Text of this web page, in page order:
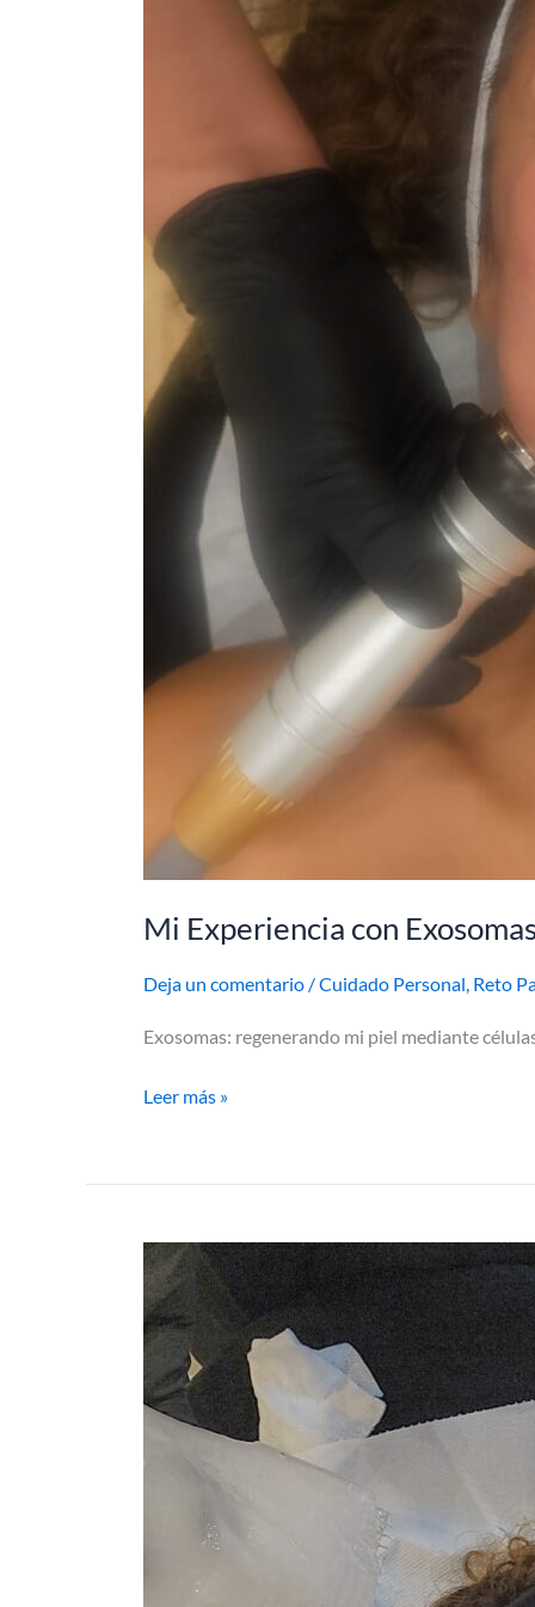
Mi Experiencia con
Deja un comentario /Cuidado Personal, Reto
Exosomas: regenerando mi piel mediante
Leer más »
Mi
Experiencia
Morpheus8
Microagujas
Combinadas
con
Radiofrecuencia